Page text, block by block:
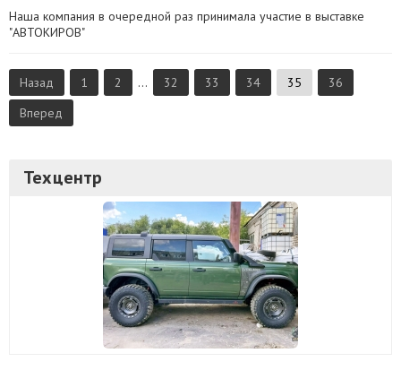
Наша компания в очередной раз принимала участие в выставке
"АВТОКИРОВ"
Назад 1 2 ... 32 33 34 35
36
Вперед
Техцентр